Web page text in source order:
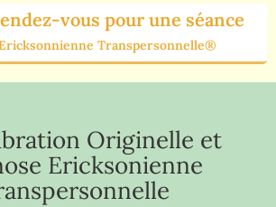
vous pour une séance
Transpersonnelle®
Originelle et
Ericksonienne